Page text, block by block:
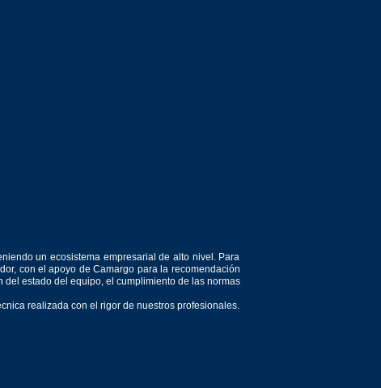
un ecosistema empresarial de alto nivel. Para
con el apoyo de Camargo para la recomendación
estado del equipo, el cumplimiento de las normas
realizada con el rigor de nuestros profesionales.